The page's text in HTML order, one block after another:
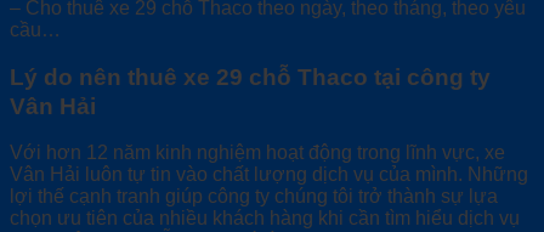
– Cho thuê xe 29 chỗ Thaco theo ngày, theo tháng, theo yêu
cầu…
Lý do nên thuê xe 29 chỗ Thaco tại công ty
Vân Hải
Với hơn 12 năm kinh nghiệm hoạt động trong lĩnh vực, xe
Vân Hải luôn tự tin vào chất lượng dịch vụ của mình. Những
lợi thế cạnh tranh giúp công ty chúng tôi trở thành sự lựa
chọn ưu tiên của nhiều khách hàng khi cần tìm hiểu dịch vụ